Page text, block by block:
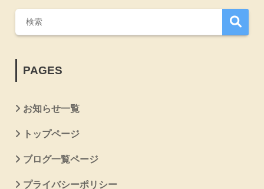
PAGES
お知らせ一覧
トップページ
ブログ一覧ページ
プライバシーポリシー